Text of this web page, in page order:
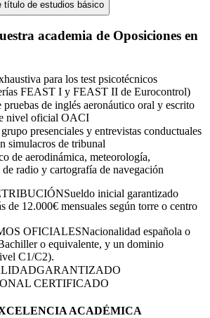
título de estudios básico
academia de Oposiciones en
para los test psicotécnicos
FEAST I y FEAST II de Eurocontrol)
pruebas de inglés aeronáutico oral y escrito
nivel oficial OACI
presenciales y entrevistas conductuales
simulacros de tribunal
de aerodinámica, meteorología,
radio y cartografía de navegación
Sueldo inicial garantizado
de 12.000€ mensuales según torre o centro
OFICIALESNacionalidad española o
o equivalente, y un dominio
C1/C2).
GARANTIZADO
CERTIFICADO
ACADÉMICA